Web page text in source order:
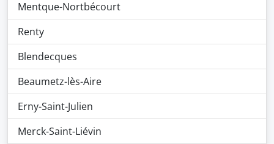
Mentque-Nortbécourt
Renty
Blendecques
Beaumetz-lès-Aire
Erny-Saint-Julien
Merck-Saint-Liévin